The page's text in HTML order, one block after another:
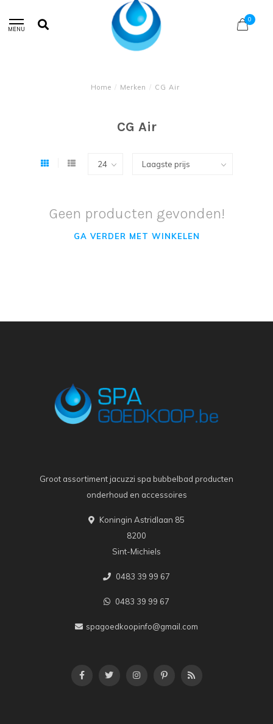
MENU
0
Home / Merken / CG Air
CG Air
Geen producten gevonden!
GA VERDER MET WINKELEN
Groot assortiment jacuzzi spa bubbelbad producten
onderhoud en accessoires
Koningin Astridlaan 85
8200
Sint-Michiels
0483 39 99 67
0483 39 99 67
spagoedkoopinfo@gmail.com